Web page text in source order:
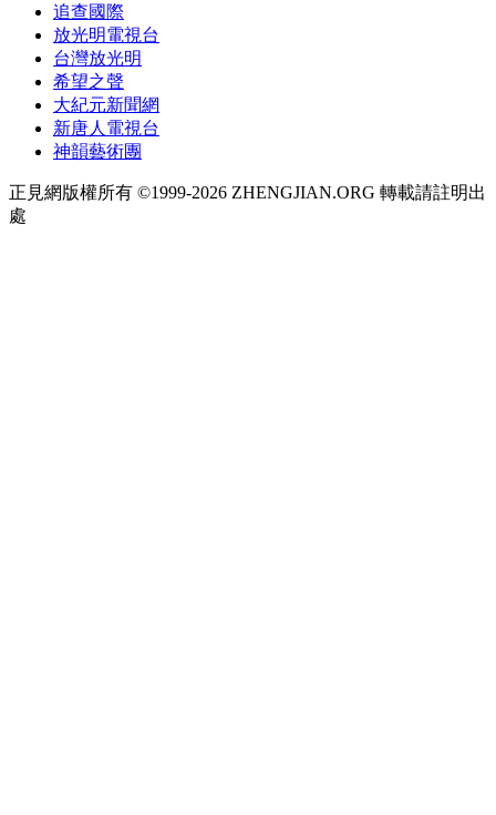
追查國際
放光明電視台
台灣放光明
希望之聲
大紀元新聞網
新唐人電視台
神韻藝術團
正見網版權所有 ©1999-2026 ZHENGJIAN.ORG 轉載請註明出
處